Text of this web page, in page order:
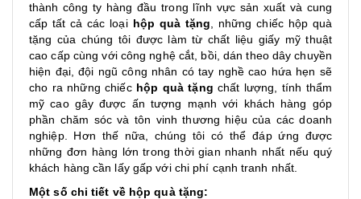
thành công ty hàng đầu trong lĩnh vực sản xuất và cung
cấp tất cả các loại hộp quà tặng , những chiếc hộp quà
tặng của chúng tôi được làm từ chất liệu giấy mỹ thuật
cao cấp cùng với công nghệ cắt, bồi, dán theo dây chuyền
hiện đại, đội ngũ công nhân có tay nghề cao hứa hẹn sẽ
cho ra những chiếchộp quà tặng chất lượng, tính thẩm
mỹ cao gây được ấn tượng mạnh với khách hàng góp
phần chăm sóc và tôn vinh thương hiệu của các doanh
nghiệp. Hơn thế nữa, chúng tôi có thể đáp ứng được
những đơn hàng lớn trong thời gian nhanh nhất nếu quý
khách hàng cần lấy gấp với chi phí cạnh tranh nhất.
Một số chi tiết về hộp quà tặng: